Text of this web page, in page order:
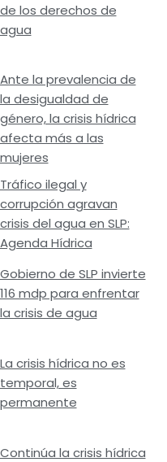
de los derechos de
agua
Ante la prevalencia de
la desigualdad de
género, la crisis hídrica
afecta más a las
mujeres
Tráfico ilegal y
corrupción agravan
crisis del agua en SLP:
Agenda Hídrica
Gobierno de SLP invierte
116 mdp para enfrentar
la crisis de agua
La crisis hídrica no es
temporal, es
permanente
Continúa la crisis hídrica